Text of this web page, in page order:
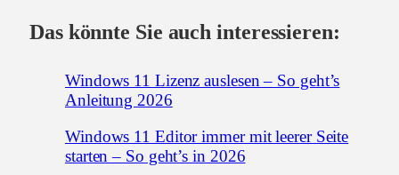
Das könnte Sie auch interessieren:
Windows 11 Lizenz auslesen – So geht’s
Anleitung 2026
Windows 11 Editor immer mit leerer Seite
starten – So geht’s in 2026